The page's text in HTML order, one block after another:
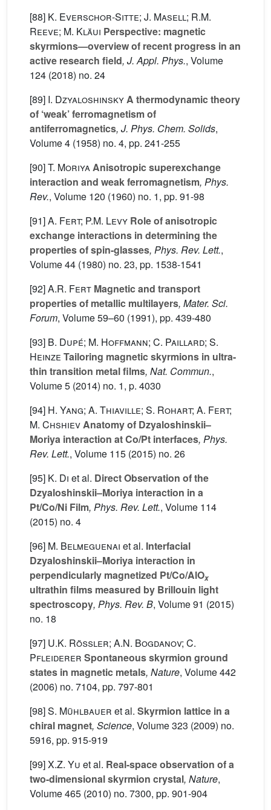
[88] K. Everschor-Sitte; J. Masell; R.M.
Reeve; M. Kläui Perspective: magnetic
skyrmions—overview of recent progress in an
active research field, J. Appl. Phys., Volume
124 (2018) no. 24
[89] I. DzyaloshinskyA thermodynamic theory
of ‘weak’ ferromagnetism of
antiferromagnetics, J. Phys. Chem. Solids,
Volume 4 (1958) no. 4, pp. 241-255
[90]T. MoriyaAnisotropic superexchange
interaction and weak ferromagnetism, Phys.
Rev., Volume 120 (1960) no. 1, pp. 91-98
[91]A. Fert; P.M. Levy Role of anisotropic
exchange interactions in determining the
properties of spin-glasses, Phys. Rev. Lett.,
Volume 44 (1980) no. 23, pp. 1538-1541
[92]A.R. Fert Magnetic and transport
properties of metallic multilayers, Mater. Sci.
Forum, Volume 59–60 (1991), pp. 439-480
[93] B. Dupé; M. Hoffmann; C. Paillard; S.
Heinze Tailoring magnetic skyrmions in ultra-
thin transition metal films, Nat. Commun.,
Volume 5 (2014) no. 1, p. 4030
[94] H. Yang; A. Thiaville; S. Rohart; A. Fert;
M. ChshievAnatomy of Dzyaloshinskii–
Moriya interaction at Co/Pt interfaces, Phys.
Rev. Lett., Volume 115 (2015) no. 26
[95] K. Di et al. Direct Observation of the
Dzyaloshinskii–Moriya interaction in a
Pt/Co/Ni Film, Phys. Rev. Lett., Volume 114
(2015) no. 4
[96] M. Belmeguenai et al. Interfacial
Dzyaloshinskii–Moriya interaction in
perpendicularly magnetized Pt/Co/AlOx
ultrathin films measured by Brillouin light
spectroscopy, Phys. Rev. B, Volume 91 (2015)
no. 18
[97] U.K. Rößler; A.N. Bogdanov; C.
Pfleiderer Spontaneous skyrmion ground
states in magnetic metals, Nature, Volume 442
(2006) no. 7104, pp. 797-801
[98]S. Mühlbauer et al. Skyrmion lattice in a
chiral magnet, Science, Volume 323 (2009) no.
5916, pp. 915-919
[99]X.Z. Yu et al. Real-space observation of a
two-dimensional skyrmion crystal, Nature,
Volume 465 (2010) no. 7300, pp. 901-904